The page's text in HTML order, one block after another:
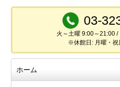
03-
火～土曜 9:00～21:00
※休館日: 月曜・祝
ホーム